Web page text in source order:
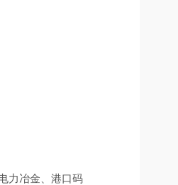
力冶金、港口码